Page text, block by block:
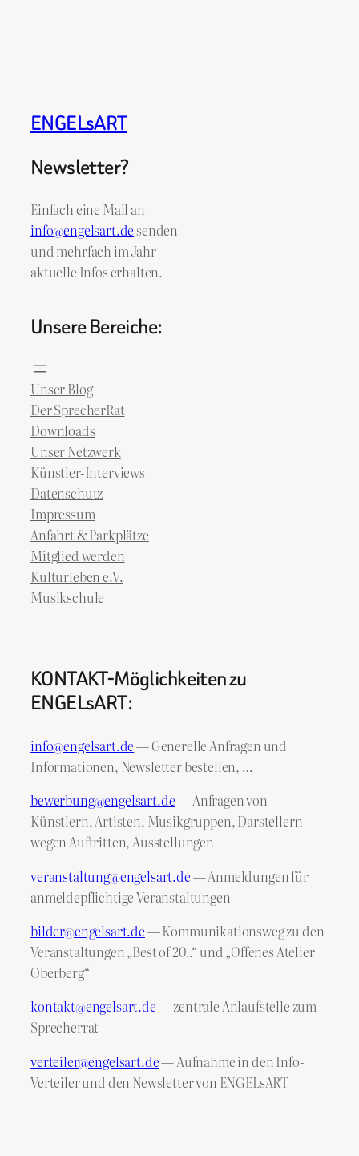
ENGELsART
Newsletter?
Einfach eine Mail an
info@engelsart.desenden
und mehrfach im Jahr
aktuelle Infos erhalten.
Unsere Bereiche:
Unser Blog
Der SprecherRat
Downloads
Unser Netzwerk
Künstler-Interviews
Datenschutz
Impressum
Anfahrt & Parkplätze
Mitglied werden
Kulturleben e.V.
Musikschule
KONTAKT-Möglichkeiten zu
ENGELsART:
info@engelsart.de— Generelle Anfragen und
Informationen, Newsletter bestellen, …
bewerbung@engelsart.de— Anfragen von
Künstlern, Artisten, Musikgruppen, Darstellern
wegen Auftritten, Ausstellungen
veranstaltung@engelsart.de— Anmeldungen für
anmeldepflichtige Veranstaltungen
bilder@engelsart.de— Kommunikationsweg zu den
Veranstaltungen „Best of 20..“ und „Offenes Atelier
Oberberg“
kontakt@engelsart.de— zentrale Anlaufstelle zum
Sprecherrat
verteiler@engelsart.de— Aufnahme in den Info-
Verteiler und den Newsletter von ENGELsART